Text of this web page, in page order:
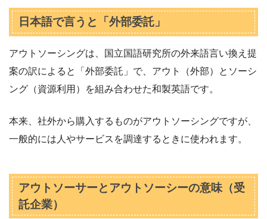
日本語で言うと「外部委託」
アウトソーシングは、国立国語研究所の外来語言い換え提
案の訳によると「外部委託」で、アウト（外部）とソーシ
ング（資源利用）を組み合わせた和製英語です。
本来、社外から購入するものがアウトソーシングですが、
一般的には人やサービスを調達するときに使われます。
アウトソーサーとアウトソーシーの意味（受
託企業）